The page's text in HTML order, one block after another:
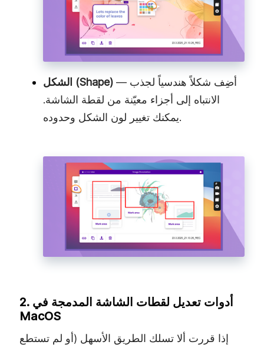
الشكل (Shape) — أضِف شكلاً هندسياً لجذب
الانتباه إلى أجزاء معيّنة من لقطة الشاشة.
يمكنك تغيير لون الشكل وحدوده.
2. أدوات تعديل لقطات الشاشة المدمجة في
MacOS
إذا قررت ألا تسلك الطريق الأسهل (أو لم تستطع